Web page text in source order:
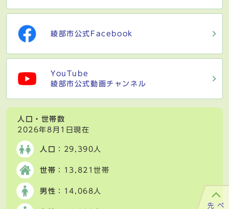
綾部市公式Facebook
YouTube
綾部市公式動画チャンネル
人口・世帯数
2026年8月1日現在
人口 ：29,390人
世帯 ：13,821世帯
男性 ：14,068人